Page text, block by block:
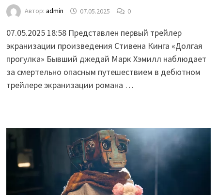
Автор: admin 07.05.2025 0
07.05.2025 18:58 Представлен первый трейлер
экранизации произведения Стивена Кинга «Долгая
прогулка» Бывший джедай Марк Хэмилл наблюдает
за смертельно опасным путешествием в дебютном
трейлере экранизации романа …